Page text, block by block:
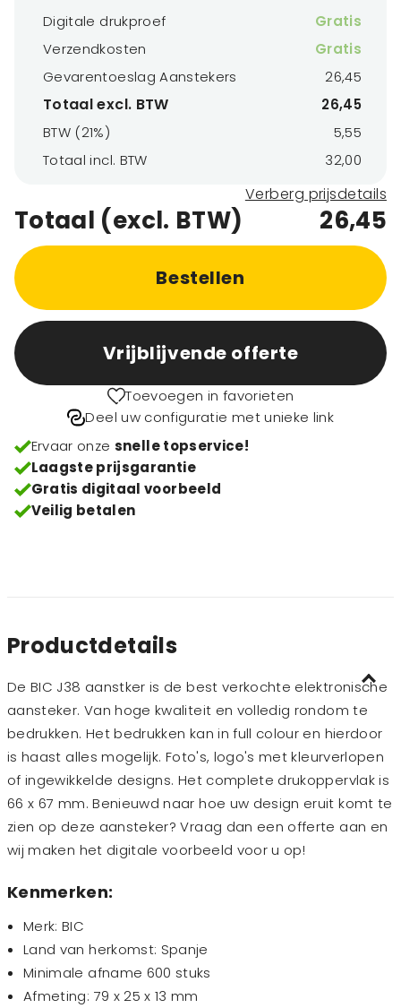
Digitale drukproef
Gratis
Verzendkosten
Gratis
Gevarentoeslag Aanstekers
26,45
Totaal excl. BTW
26,45
BTW (21%)
5,55
Totaal incl. BTW
32,00
Verberg prijsdetails
Totaal (excl. BTW) 26,45
Bestellen
Vrijblijvende offerte
Toevoegen in favorieten
Deel uw configuratie met unieke link
Ervaar onze snelle topservice!
Laagste prijsgarantie
Gratis digitaal voorbeeld
Veilig betalen
Productdetails
De BIC J38 aanstker is de best verkochte elektronische
aansteker. Van hoge kwaliteit en volledig rondom te
bedrukken. Het bedrukken kan in full colour en hierdoor
is haast alles mogelijk. Foto's, logo's met kleurverlopen
of ingewikkelde designs. Het complete drukoppervlak is
66 x 67 mm. Benieuwd naar hoe uw design eruit komt te
zien op deze aansteker? Vraag dan een offerte aan en
wij maken het digitale voorbeeld voor u op!
Kenmerken:
Merk: BIC
Land van herkomst: Spanje
Minimale afname 600 stuks
Afmeting: 79 x 25 x 13 mm